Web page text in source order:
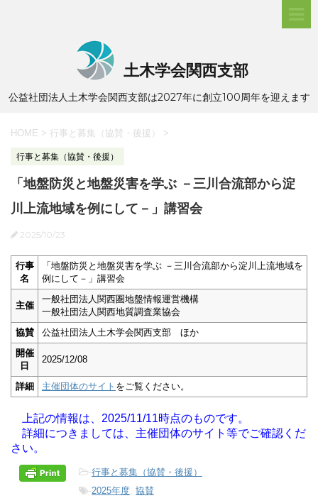
土木学会関西支部
公益社団法人土木学会関西支部は2027年に創立100周年を迎えます
HOME > 行事と募集（協賛・後援） >
行事と募集（協賛・後援）
「地盤防災と地盤災害を学ぶ －三川合流部から淀
川上流地域を例にして－」講習会
2025/10/23
行事
名
「地盤防災と地盤災害を学ぶ －三川合流部から淀川上流地域を
例にして－」講習会
主催
一般社団法人関西圏地盤情報運営機構
一般社団法人関西地質調査業協会
協賛
公益社団法人土木学会関西支部 ほか
開催
日
2025/12/08
詳細 主催団体のサイト をご覧ください。
上記の情報は、2025/11/11時点のものです。
詳細につきましては、主催団体のサイト等でご確認くだ
さい。
-行事と募集（協賛・後援）
-2025年度, 協賛